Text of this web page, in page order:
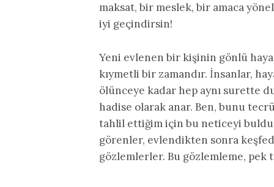
maksat, bir meslek, bir amaca
iyi geçindirsin!
Yeni evlenen bir kişinin gönlü
kıymetli bir zamandır. İnsanlar,
ölünceye kadar hep aynı surette
hadise olarak anar. Ben, bunu
tahlil ettiğim için bu neticeyi
görenler, evlendikten sonra
gözlemlerler. Bu gözlemleme, pek